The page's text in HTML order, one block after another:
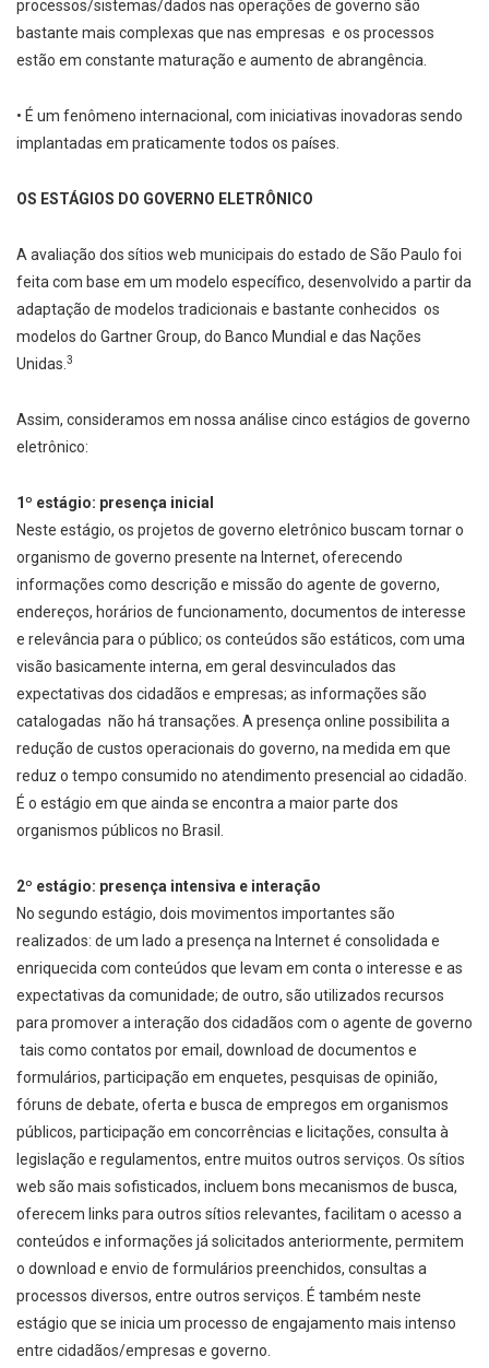
processos/sistemas/dados nas operações de governo são
bastante mais complexas que nas empresas ­ e os processos
estão em constante maturação e aumento de abrangência.
• É um fenômeno internacional, com iniciativas inovadoras sendo
implantadas em praticamente todos os países.
OS ESTÁGIOS DO GOVERNO ELETRÔNICO
A avaliação dos sítios web municipais do estado de São Paulo foi
feita com base em um modelo específico, desenvolvido a partir da
adaptação de modelos tradicionais e bastante conhecidos ­ os
modelos do Gartner Group, do Banco Mundial e das Nações
Unidas. 3
Assim, consideramos em nossa análise cinco estágios de governo
eletrônico:
1º estágio: presença inicial
Neste estágio, os projetos de governo eletrônico buscam tornar o
organismo de governo presente na Internet, oferecendo
informações como descrição e missão do agente de governo,
endereços, horários de funcionamento, documentos de interesse
e relevância para o público; os conteúdos são estáticos, com uma
visão basicamente interna, em geral desvinculados das
expectativas dos cidadãos e empresas; as informações são
catalogadas ­ não há transações. A presença online possibilita a
redução de custos operacionais do governo, na medida em que
reduz o tempo consumido no atendimento presencial ao cidadão.
É o estágio em que ainda se encontra a maior parte dos
organismos públicos no Brasil.
2º estágio: presença intensiva e interação
No segundo estágio, dois movimentos importantes são
realizados: de um lado a presença na Internet é consolidada e
enriquecida com conteúdos que levam em conta o interesse e as
expectativas da comunidade; de outro, são utilizados recursos
para promover a interação dos cidadãos com o agente de governo
­ tais como contatos por e­mail, download de documentos e
formulários, participação em enquetes, pesquisas de opinião,
fóruns de debate, oferta e busca de empregos em organismos
públicos, participação em concorrências e licitações, consulta à
legislação e regulamentos, entre muitos outros serviços. Os sítios
web são mais sofisticados, incluem bons mecanismos de busca,
oferecem links para outros sítios relevantes, facilitam o acesso a
conteúdos e informações já solicitados anteriormente, permitem
o download e envio de formulários preenchidos, consultas a
processos diversos, entre outros serviços. É também neste
estágio que se inicia um processo de engajamento mais intenso
entre cidadãos/empresas e governo.